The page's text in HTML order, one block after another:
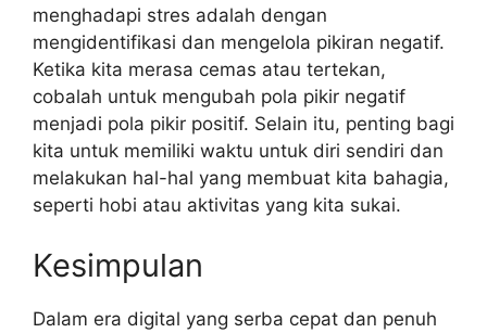
menghadapi stres adalah dengan
mengidentifikasi dan mengelola pikiran negatif.
Ketika kita merasa cemas atau tertekan,
cobalah untuk mengubah pola pikir negatif
menjadi pola pikir positif. Selain itu, penting bagi
kita untuk memiliki waktu untuk diri sendiri dan
melakukan hal-hal yang membuat kita bahagia,
seperti hobi atau aktivitas yang kita sukai.
Kesimpulan
Dalam era digital yang serba cepat dan penuh